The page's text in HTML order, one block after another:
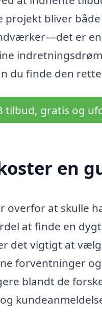
projekt bliver
er en
du finde den
tilbud, gratis og
en
overfor at skulle
at finde en
det vigtigt at
forventninger
blandt de